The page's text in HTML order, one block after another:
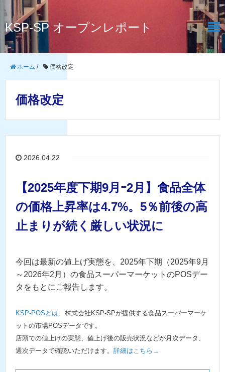
KSP-SP オープンレポート
ホーム / 価格改定
価格改定
2026.04.22
【2025年度下期9月ｰ2月】食品全体
の価格上昇率は4.7%。5％前後の高
止まりが続く厳しい状況に
今回は最新の値上げ実態を、2025年下期（2025年9月
～2026年2月）の食品スーパーマーケットのPOSデー
タをもとにご報告します。
KSP-POSとは 、株式会社KSP-SPが提供する食品スーパーマーケ
ットの市場POSデータです。
店頭での値上げの実態、値上げ後の販売状況などが月次データ、
週次データで確認いただけます。 詳細はこちら→